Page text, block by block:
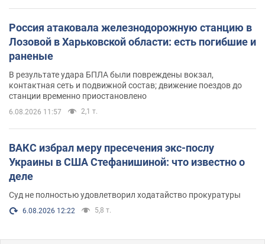
Россия атаковала железнодорожную станцию в
Лозовой в Харьковской области: есть погибшие и
раненые
В результате удара БПЛА были повреждены вокзал,
контактная сеть и подвижной состав; движение поездов до
станции временно приостановлено
6.08.2026 11:57 2,1 т.
ВАКС избрал меру пресечения экс-послу
Украины в США Стефанишиной: что известно о
деле
Суд не полностью удовлетворил ходатайство прокуратуры
6.08.2026 12:22 5,8 т.